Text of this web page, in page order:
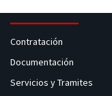
Contratación
Documentación
Servicios y Tramites